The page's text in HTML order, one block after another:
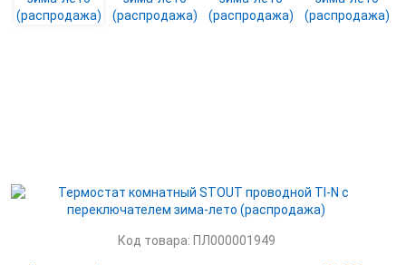
Код товара: ПЛ000001949